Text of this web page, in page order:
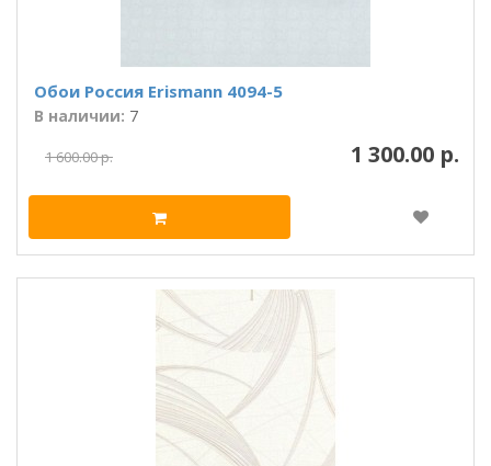
Обои Россия Erismann 4094-5
В наличии: 7
1 300.00 р.
1 600.00 р.